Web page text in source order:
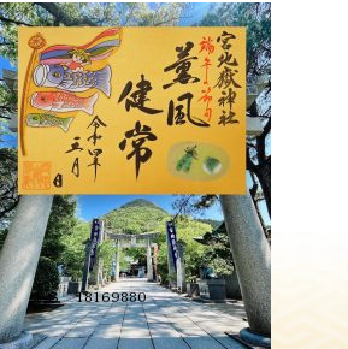
投
稿
≪S__18169880